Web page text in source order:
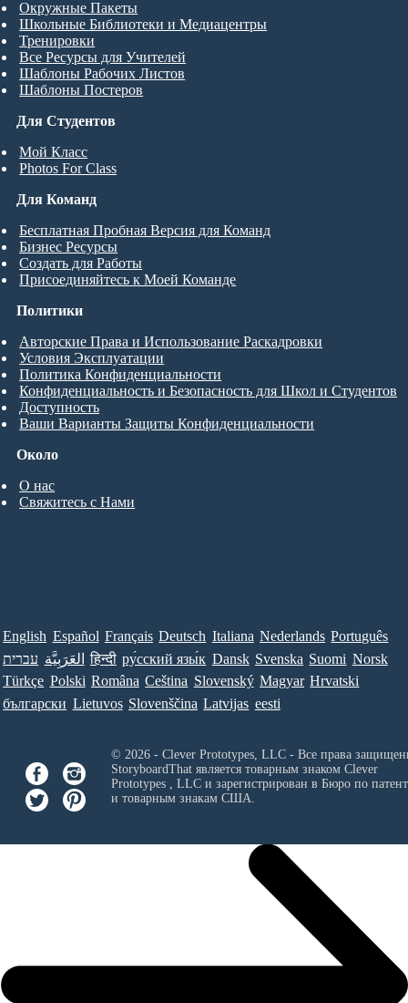
Для Студентов
Мой Класс
Photos For Class
Окружные Пакеты
Школьные Библиотеки и Медиацентры
Тренировки
Все Ресурсы для Учителей
Шаблоны Рабочих Листов
Шаблоны Постеров
Для Команд
Бесплатная Пробная Версия для Команд
Бизнес Ресурсы
Создать для Работы
Присоединяйтесь к Моей Команде
Около
О нас
Свяжитесь с Нами
Политики
Авторские Права и Использование Раскадровки
Условия Эксплуатации
Политика Конфиденциальности
Конфиденциальность и Безопасность для Школ и Студентов
Доступность
Ваши Варианты Защиты Конфиденциальности
English Español Français Deutsch Italiana Nederlands Português
עברית العَرَبِيَّة हिन्दी ру́сский язы́к Dansk Svenska Suomi Norsk
Türkçe Polski Româna Ceština Slovenský Magyar Hrvatski
български Lietuvos Slovenščina Latvijas eesti
© 2026 - Clever Prototypes, LLC - Все права
StoryboardThat является товарным знаком Clever
Prototypes , LLCи зарегистрирован в Бюро по
и товарным знакам США.